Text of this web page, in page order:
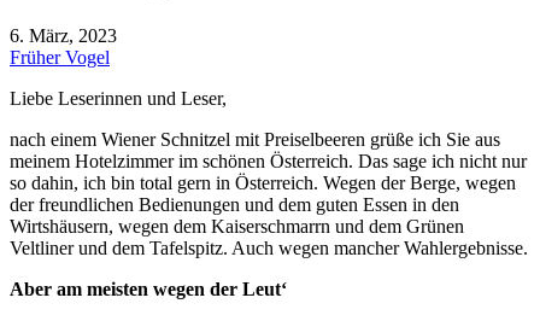
6. März, 2023
Früher Vogel
Liebe Leserinnen und Leser,
nach einem Wiener Schnitzel mit Preiselbeeren grüße ich Sie aus
meinem Hotelzimmer im schönen Österreich. Das sage ich nicht nur
so dahin, ich bin total gern in Österreich. Wegen der Berge, wegen
der freundlichen Bedienungen und dem guten Essen in den
Wirtshäusern, wegen dem Kaiserschmarrn und dem Grünen
Veltliner und dem Tafelspitz. Auch wegen mancher Wahlergebnisse.
Aber am meisten wegen der Leut‘